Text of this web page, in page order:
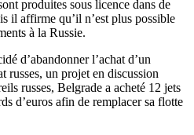
produites sous licence dans de
il affirme qu’il n’est plus possible
à la Russie.
d’abandonner l’achat d’un
russes, un projet en discussion
russes, Belgrade a acheté 12 jets
d’euros afin de remplacer sa flotte